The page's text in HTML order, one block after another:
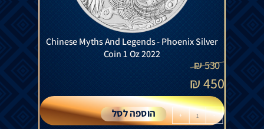
Chinese Myths And Legends - Phoenix Silver
Coin 1 Oz 2022
530
₪
450
₪
-
+ הוספה לסל